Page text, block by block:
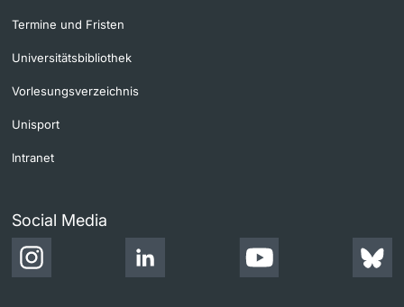
Termine und Fristen
Universitätsbibliothek
Vorlesungsverzeichnis
Unisport
Intranet
Social Media